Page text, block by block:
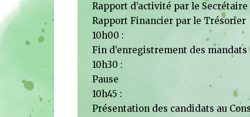
Rapport d’activité par le Secrétaire
Rapport Financier par le Trésorier
10h00 :
Fin d’enregistrement des mandats
10h30 :
Pause
10h45 :
Présentation des candidats au